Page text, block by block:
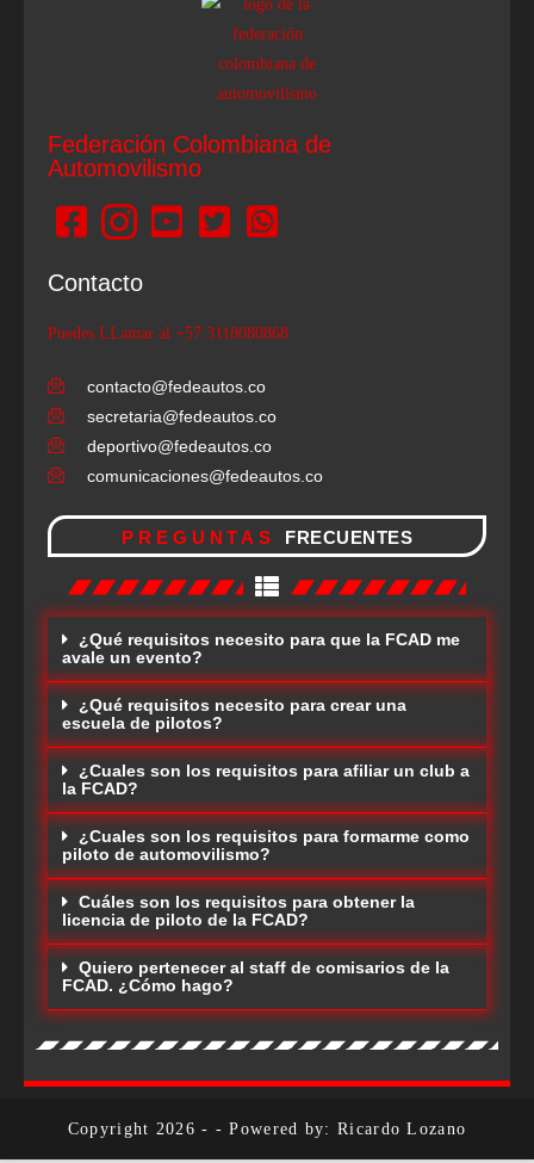
Federación Colombiana de
Automovilismo
Contacto
Puedes LLamar al +57 3118080868
contacto@fedeautos.co
secretaria@fedeautos.co
deportivo@fedeautos.co
comunicaciones@fedeautos.co
PREGUNTAS FRECUENTES
¿Qué requisitos necesito para que la FCAD me
avale un evento?
¿Qué requisitos necesito para crear una
escuela de pilotos?
¿Cuales son los requisitos para afiliar un club a
la FCAD?
¿Cuales son los requisitos para formarme como
piloto de automovilismo?
Cuáles son los requisitos para obtener la
licencia de piloto de la FCAD?
Quiero pertenecer al staff de comisarios de la
FCAD. ¿Cómo hago?
Copyright 2026 - - Powered by: Ricardo Lozano